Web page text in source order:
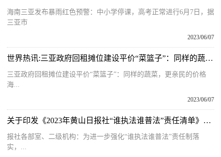
海南三亚发布暴雨红色预警：中小学停课，高考正常进行6月7日，据
三亚市
2023/06/07
世界热讯:三亚政府回租摊位建设平价“菜篮子”：同样的蔬菜，更亲民的价格
三亚政府回租摊位建设平价“菜篮子”：同样的蔬菜，更亲民的价格
海...
2023/06/07
关于印发《2023年黄山日报社“谁执法谁普法”责任清单》的通知
报社各部室、二级机构：为进一步强化“谁执法谁普法”责任制落
实，...